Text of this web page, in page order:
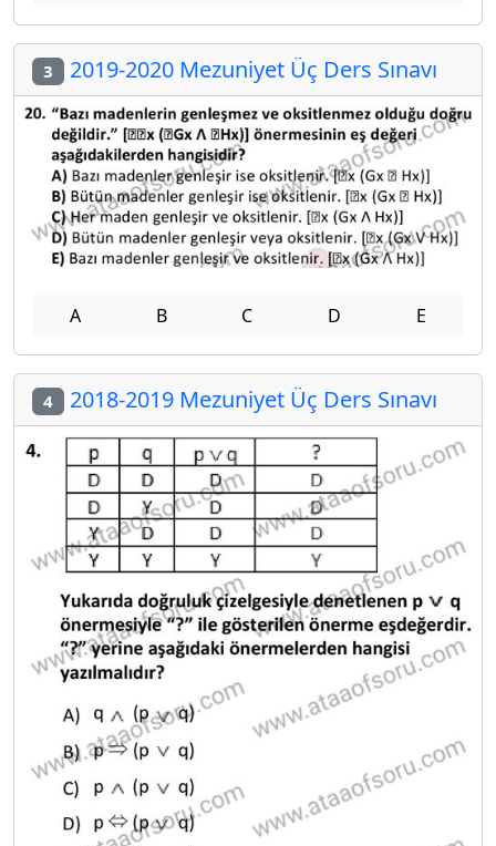
3 2019-2020 Mezuniyet Üç Ders Sınavı
A B C D E
4 2018-2019 Mezuniyet Üç Ders Sınavı